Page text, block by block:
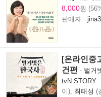
8,000원
판매자 :
[온라인중
건편 - 벌거
tvN STORY
이), 최태성 (